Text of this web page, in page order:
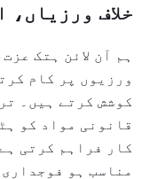
خلاف ورزیاں،
ہم آن لائن ہتک
ورزیوں پر کام
کوشش کرتے ہیں۔
قانونی مواد کو
کار فراہم کرتی
مناسب ہو